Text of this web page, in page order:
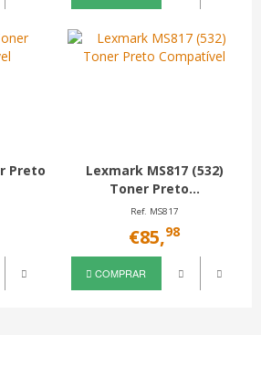
Preto
Lexmark MS817 (532)
Toner Preto...
Ref. MS817
€85,98
COMPRAR